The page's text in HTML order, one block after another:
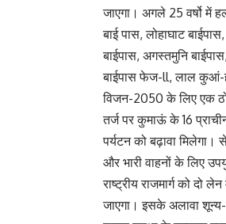
जाएगा। अगले 25 वर्षो में
बाई पास, लोहाघाट
बाईपास, अगस्तमुनि
बाईपास फेज-ll, लाल कुआं-
विजन-2050 के लिए एक
तर्ज पर कुमाऊं के 16
पर्यटन को बढ़ावा
और भारी वाहनों के लिए
राष्ट्रीय राजमार्ग को दो
जाएगा। इसके अलावा शून्य-